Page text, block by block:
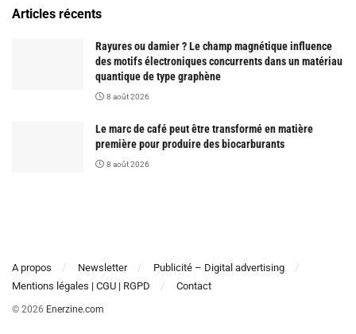
Articles récents
Rayures ou damier ? Le champ magnétique influence
des motifs électroniques concurrents dans un matériau
quantique de type graphène
8 août 2026
Le marc de café peut être transformé en matière
première pour produire des biocarburants
8 août 2026
A propos Newsletter
Publicité – Digital advertising
Mentions légales | CGU | RGPD
Contact
© 2026 Enerzine.com